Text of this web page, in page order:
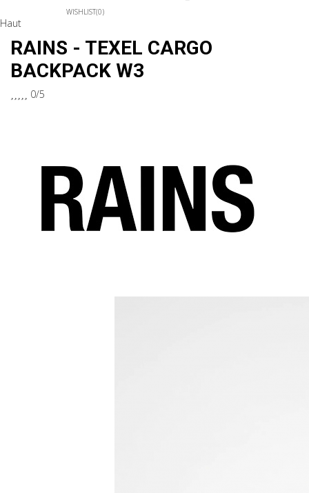
WISHLIST 0
Haut
RAINS - TEXEL CARGO
BACKPACK W3
0/5